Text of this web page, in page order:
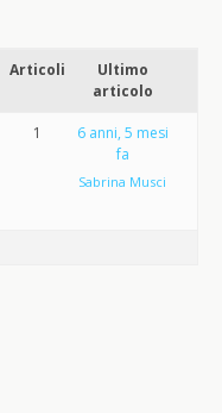
Articoli
Ultimo
articolo
1
6 anni, 5 mesi
fa
Sabrina Musci